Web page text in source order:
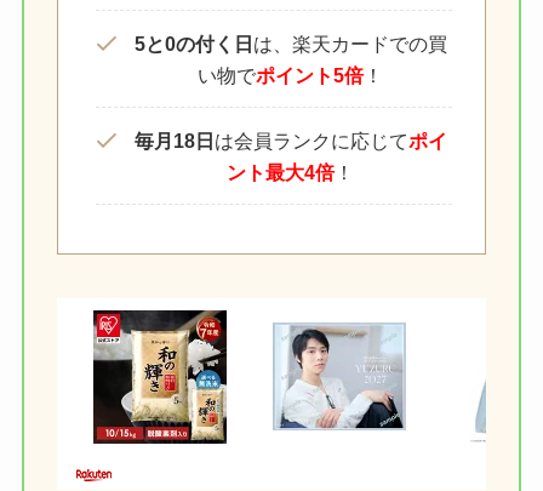
5と0の付く日は、楽天カードでの買
い物でポイント5倍！
毎月18日は会員ランクに応じてポイ
ント最大4倍！